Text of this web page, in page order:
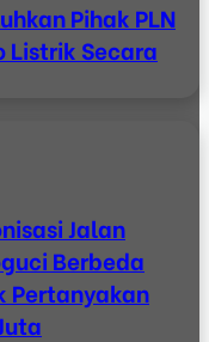
Pihak PLN
Listrik Secara
Jalan
Berbeda
Pertanyakan